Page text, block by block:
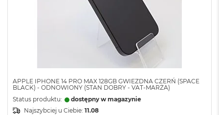
a
c
B
o
APPLE IPHONE 14 PRO MAX 128GB GWIEZDNA CZERŃ (SPACE
BLACK) - ODNOWIONY (STAN DOBRY - VAT-MARŻA)
Status produktu:
dostępny w magazynie
Najszybciej u Ciebie: 11.08